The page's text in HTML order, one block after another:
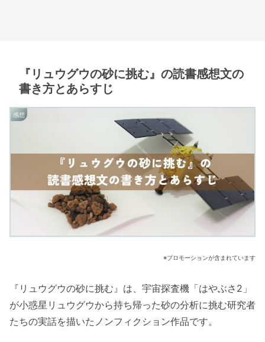
『リュウグウの砂に挑む』の読書感想文の
書き方とあらすじ
感想
※プロモーションが含まれています
『リュウグウの砂に挑む』は、宇宙探査機「はやぶさ2」
が小惑星リュウグウから持ち帰った砂の分析に挑む研究者
たちの実話を描いたノンフィクション作品です。